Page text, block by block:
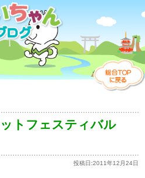
トフェスティバル
投稿日:2011年12月24日